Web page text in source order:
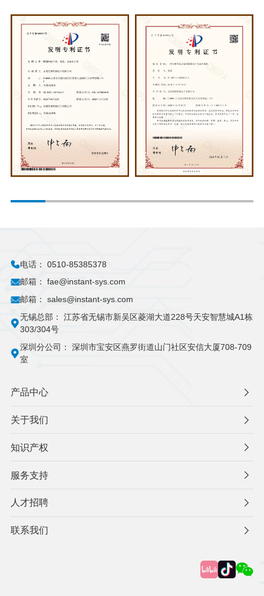
电话： 0510-85385378
邮箱：
fae@instant-sys.com
邮箱：
sales@instant-sys.com
无锡总部：
江苏省无锡市新吴区菱湖大道228号天安智慧城A1栋
303/304号
深圳分公司：
深圳市宝安区燕罗街道山门社区安信大厦708-709
室
产品中心
关于我们
知识产权
服务支持
人才招聘
联系我们